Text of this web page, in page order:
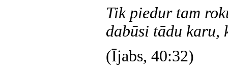
Tik piedur tam
dabūsi tādu karu,
(Ījabs, 40:32)